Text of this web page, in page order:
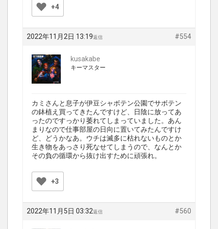
+4
2022年11月2日 13:19 #554
返信
kusakabe
キーマスター
カミさんと息子が伊豆シャボテン公園でサボテン
の鉢植え買ってきたんですけど、日陰に放ってあ
ったのですっかり萎れてしまっていました。あん
まりなので仕事部屋の日向に置いてみたんですけ
ど、どうかなあ。ウチは滅多に枯れないものとか
生き物をあっさり死なせてしまうので、なんとか
その負の循環から抜け出すために頑張れ。
+3
2022年11月5日 03:32 #560
返信